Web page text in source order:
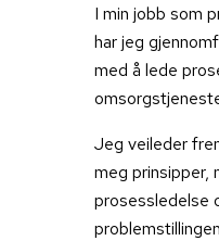
I min jobb som
har jeg
med å lede
Jeg veileder
meg prinsipper,
prosessledelse